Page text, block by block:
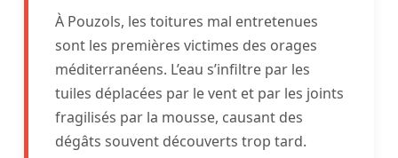
À Pouzols, les toitures mal entretenues
sont les premières victimes des orages
méditerranéens. L’eau s’infiltre par les
tuiles déplacées par le vent et par les joints
fragilisés par la mousse, causant des
dégâts souvent découverts trop tard.